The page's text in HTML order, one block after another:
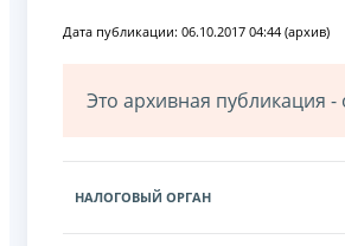
Дата публикации: 06.10.2017 04:44 (архив)
Это архивная публикация
НАЛОГОВЫЙ ОРГАН